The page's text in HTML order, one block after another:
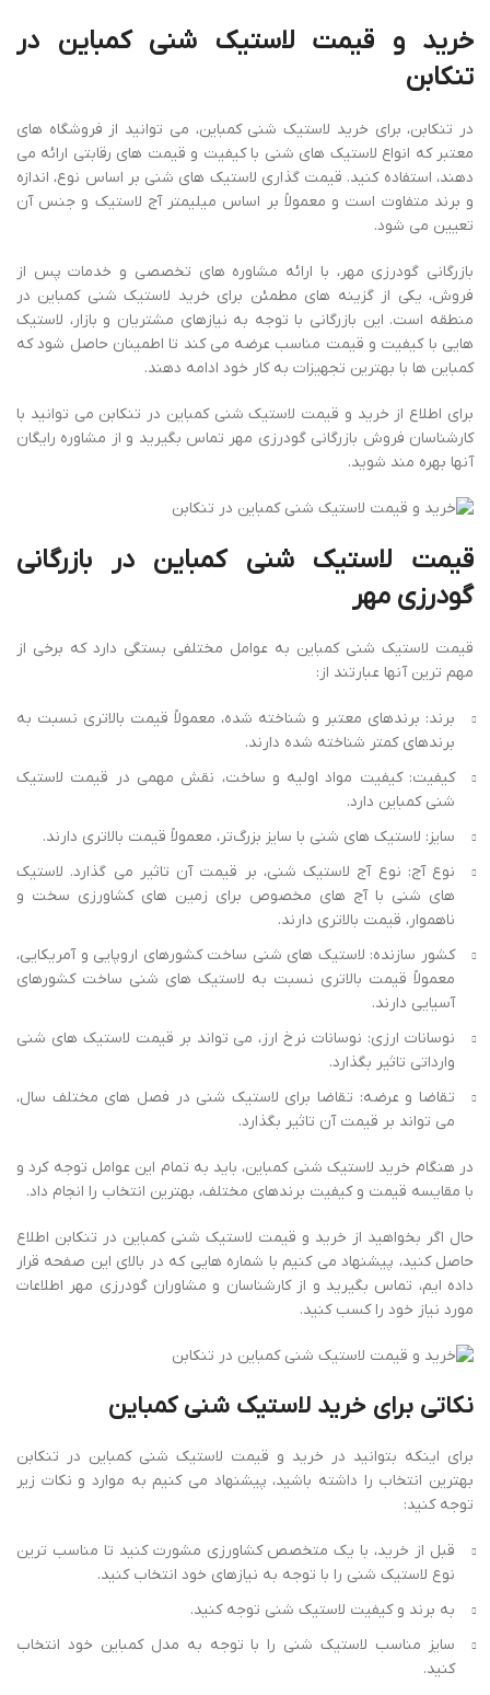
خرید و قیمت لاستیک شنی کمباین در
تنکابن
در تنکابن، برای خرید لاستیک شنی کمباین، می توانید از فروشگاه های
معتبر که انواع لاستیک های شنی با کیفیت و قیمت های رقابتی ارائه می
دهند، استفاده کنید. قیمت گذاری لاستیک های شنی بر اساس نوع، اندازه
و برند متفاوت است و معمولاً بر اساس میلیمتر آج لاستیک و جنس آن
تعیین می شود.
بازرگانی گودرزی مهر، با ارائه مشاوره های تخصصی و خدمات پس از
فروش، یکی از گزینه های مطمئن برای خرید لاستیک شنی کمباین در
منطقه است. این بازرگانی با توجه به نیازهای مشتریان و بازار، لاستیک
هایی با کیفیت و قیمت مناسب عرضه می کند تا اطمینان حاصل شود که
کمباین ها با بهترین تجهیزات به کار خود ادامه دهند.
برای اطلاع از خرید و قیمت لاستیک شنی کمباین در تنکابن می توانید با
کارشناسان فروش بازرگانی گودرزی مهر تماس بگیرید و از مشاوره رایگان
آنها بهره مند شوید.
قیمت لاستیک شنی کمباین در بازرگانی
گودرزی مهر
قیمت لاستیک شنی کمباین به عوامل مختلفی بستگی دارد که برخی از
مهم‌ ترین آنها عبارتند از:
برند: برندهای معتبر و شناخته ‌شده، معمولاً قیمت بالاتری نسبت به
برندهای کمتر شناخته‌ شده دارند.
کیفیت: کیفیت مواد اولیه و ساخت، نقش مهمی در قیمت لاستیک
شنی کمباین دارد.
سایز: لاستیک ‌های شنی با سایز بزرگ‌تر، معمولاً قیمت بالاتری دارند.
نوع آج: نوع آج لاستیک شنی، بر قیمت آن تاثیر می ‌گذارد. لاستیک‌
های شنی با آج ‌های مخصوص برای زمین ‌های کشاورزی سخت و
ناهموار، قیمت بالاتری دارند.
کشور سازنده: لاستیک ‌های شنی ساخت کشورهای اروپایی و آمریکایی،
معمولاً قیمت بالاتری نسبت به لاستیک‌ های شنی ساخت کشورهای
آسیایی دارند.
نوسانات ارزی: نوسانات نرخ ارز، می ‌تواند بر قیمت لاستیک ‌های شنی
وارداتی تاثیر بگذارد.
تقاضا و عرضه: تقاضا برای لاستیک شنی در فصل‌ های مختلف سال،
می‌ تواند بر قیمت آن تاثیر بگذارد.
در هنگام خرید لاستیک شنی کمباین، باید به تمام این عوامل توجه کرد و
با مقایسه قیمت و کیفیت برندهای مختلف، بهترین انتخاب را انجام داد.
حال اگر بخواهید از خرید و قیمت لاستیک شنی کمباین در تنکابن اطلاع
حاصل کنید، پیشنهاد می کنیم با شماره هایی که در بالای این صفحه قرار
داده ایم، تماس بگیرید و از کارشناسان و مشاوران گودرزی مهر اطلاعات
مورد نیاز خود را کسب کنید.
نکاتی برای خرید لاستیک شنی کمباین
برای اینکه بتوانید در خرید و قیمت لاستیک شنی کمباین در تنکابن
بهترین انتخاب را داشته باشید، پیشنهاد می کنیم به موارد و نکات زیر
توجه کنید:
قبل از خرید، با یک متخصص کشاورزی مشورت کنید تا مناسب ‌ترین
نوع لاستیک شنی را با توجه به نیازهای خود انتخاب کنید.
به برند و کیفیت لاستیک شنی توجه کنید.
سایز مناسب لاستیک شنی را با توجه به مدل کمباین خود انتخاب
کنید.